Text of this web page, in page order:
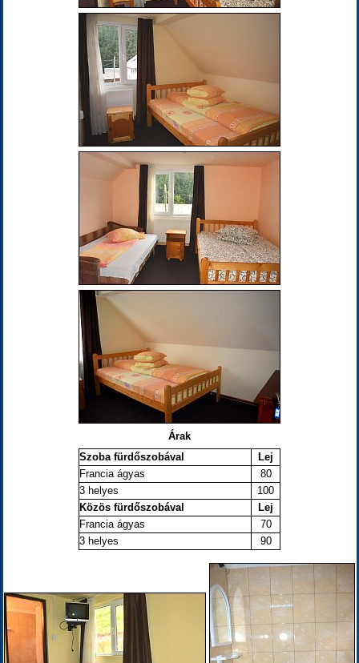
Árak
Szoba fürdőszobával
Lej
Francia ágyas
80
3 helyes
100
Közös fürdőszobával
Lej
Francia ágyas
70
3 helyes
90